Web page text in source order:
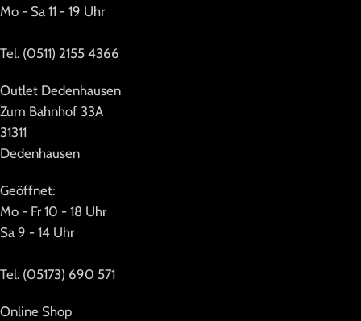
Mo - Sa 11 - 19 Uhr
Tel. (0511) 2155 4366
Outlet Dedenhausen
Zum Bahnhof 33A
31311
Dedenhausen
Geöffnet:
Mo - Fr 10 - 18 Uhr
Sa 9 - 14 Uhr
Tel. (05173) 690 571
Online Shop